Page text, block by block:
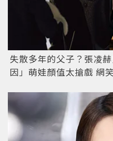
失散多年的父子？張凌
因」萌娃顏值太搶戲 網